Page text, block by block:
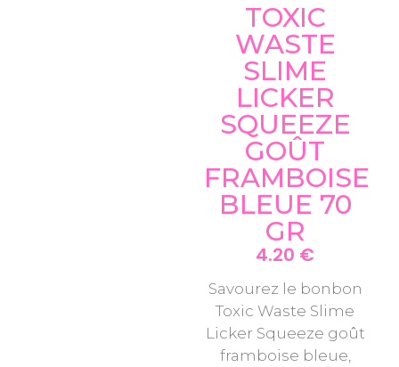
TOXIC
WASTE
SLIME
LICKER
SQUEEZE
GOÛT
FRAMBOISE
BLEUE 70
GR
4.20 €
Savourez le bonbon
Toxic Waste Slime
Licker Squeeze goût
framboise bleue,